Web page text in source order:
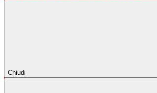
Chiudi